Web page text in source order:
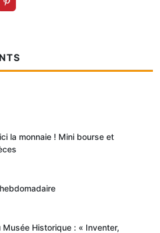
la monnaie ! Mini bourse et
Historique : « Inventer,